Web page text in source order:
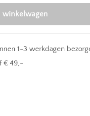
winkelwagen
1-3 werkdagen
€ 49,-